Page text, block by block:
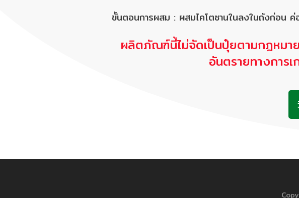
ขั้นตอนการผสม : ผสมไคโตซานในลงในถังก่อน
ผลิตภัณฑ์นี้ไม่จัดเป็นปุ๋ยตามกฎหมา
อันตรายทางการ